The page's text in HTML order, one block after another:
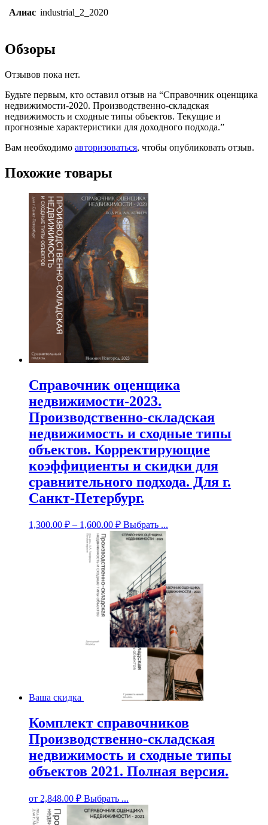
Алиас industrial_2_2020
Обзоры
Отзывов пока нет.
Будьте первым, кто оставил отзыв на “Справочник оценщика
недвижимости-2020. Производственно-складская
недвижимость и сходные типы объектов. Текущие и
прогнозные характеристики для доходного подхода.”
Вам необходимо авторизоваться, чтобы опубликовать отзыв.
Похожие товары
Справочник оценщика
недвижимости-2023.
Производственно-складская
недвижимость и сходные типы
объектов. Корректирующие
коэффициенты и скидки для
сравнительного подхода. Для г.
Санкт-Петербург.
1,300.00 ₽ – 1,600.00 ₽ Выбрать ...
Ваша скидка
Комплект справочников
Производственно-складская
недвижимость и сходные типы
объектов 2021. Полная версия.
от 2,848.00 ₽ Выбрать ...